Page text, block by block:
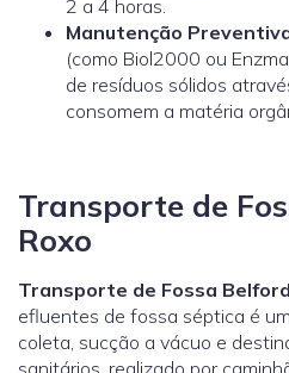
2 a 4 horas.
Manutenção
(como Biol2000 ou
de resíduos sólidos
consomem a matéria
Transporte de
Roxo
Transporte de Fossa
efluentes de fossa séptica é
coleta, sucção a vácuo e
sanitários, realizado por